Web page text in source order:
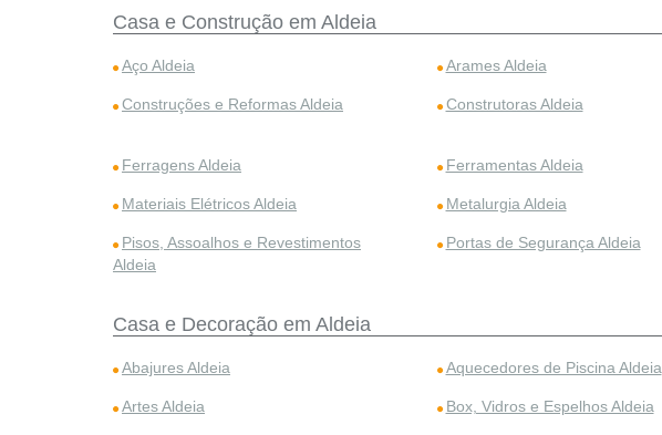
Casa e Construção em Aldeia
Aço Aldeia Arames Aldeia
Construções e Reformas Aldeia Construtoras Aldeia
Ferragens Aldeia Ferramentas Aldeia
Materiais Elétricos Aldeia Metalurgia Aldeia
Pisos, Assoalhos e Revestimentos
Aldeia
Portas de Segurança Aldeia
Casa e Decoração em Aldeia
Abajures Aldeia Aquecedores de Piscina Aldeia
Artes Aldeia Box, Vidros e Espelhos Aldeia